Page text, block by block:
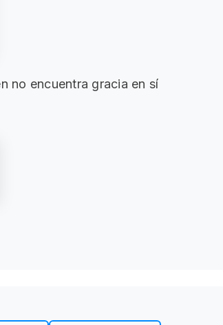
no encuentra gracia en sí